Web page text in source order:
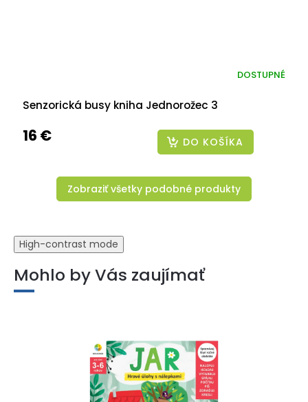
Senzorická busy kniha Jednorožec 3
DOSTUPNÉ
16 € DO KOŠÍKA
Zobraziť všetky podobné produkty
High-contrast mode
Mohlo by Vás zaujímať